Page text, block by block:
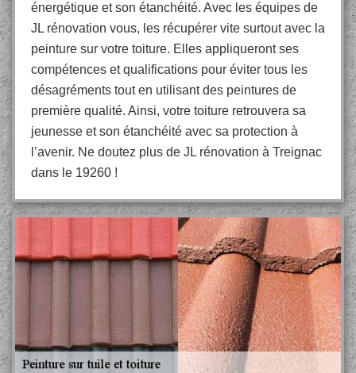
énergétique et son étanchéité. Avec les équipes de
JL rénovation vous, les récupérer vite surtout avec la
peinture sur votre toiture. Elles appliqueront ses
compétences et qualifications pour éviter tous les
désagréments tout en utilisant des peintures de
première qualité. Ainsi, votre toiture retrouvera sa
jeunesse et son étanchéité avec sa protection à
l’avenir. Ne doutez plus de JL rénovation à Treignac
dans le 19260 !